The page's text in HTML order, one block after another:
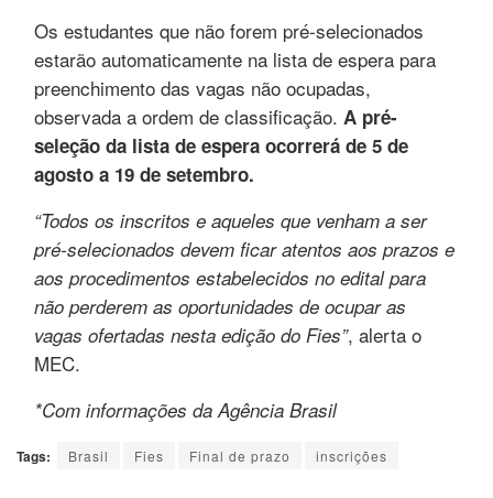
Os estudantes que não forem pré-selecionados
estarão automaticamente na lista de espera para
preenchimento das vagas não ocupadas,
observada a ordem de classificação. A pré-
seleção da lista de espera ocorrerá de 5 de
agosto a 19 de setembro.
“Todos os inscritos e aqueles que venham a ser
pré-selecionados devem ficar atentos aos prazos e
aos procedimentos estabelecidos no edital para
não perderem as oportunidades de ocupar as
vagas ofertadas nesta edição do Fies”, alerta o
MEC.
*Com informações da Agência Brasil
Tags: Brasil Fies Final de prazo inscrições